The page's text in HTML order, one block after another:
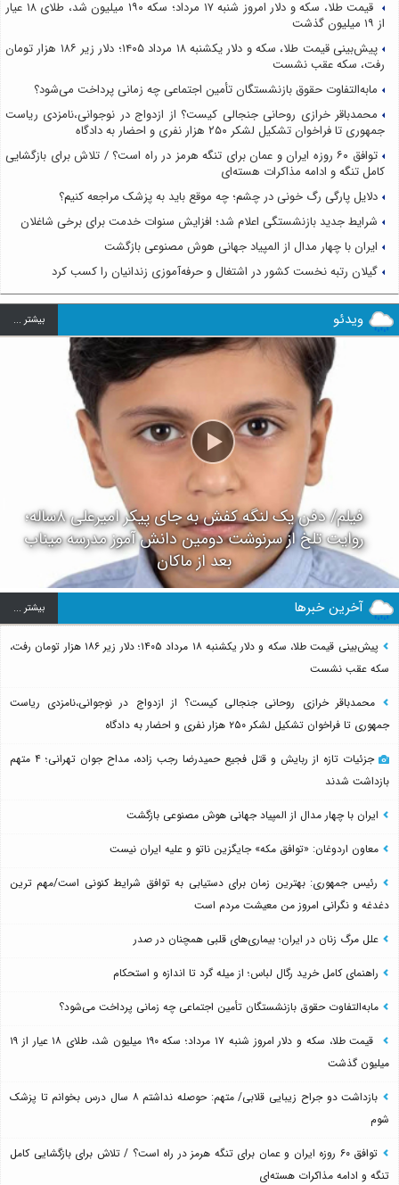
قیمت طلا، سکه و دلار امروز شنبه ۱۷ مرداد؛ سکه ۱۹۰ میلیون شد، طلای ۱۸ عیار
از ۱۹ میلیون گذشت
پیش‌بینی قیمت طلا، سکه و دلار یکشنبه ۱۸ مرداد ۱۴۰۵؛ دلار زیر ۱۸۶ هزار تومان
رفت، سکه عقب نشست
مابه‌التفاوت حقوق بازنشستگان تأمین اجتماعی چه زمانی پرداخت می‌شود؟
محمدباقر خرازی روحانی جنجالی کیست؟ از ازدواج در نوجوانی،نامزدی ریاست
جمهوری تا فراخوان تشکیل لشکر ۲۵۰ هزار نفری و احضار به دادگاه
توافق ۶۰ روزه ایران و عمان برای تنگه هرمز در راه است؟ / تلاش برای بازگشایی
کامل تنگه و ادامه مذاکرات هسته‌ای
دلایل پارگی رگ خونی در چشم؛ چه موقع باید به پزشک مراجعه کنیم؟
شرایط جدید بازنشستگی اعلام شد؛ افزایش سنوات خدمت برای برخی شاغلان
ایران با چهار مدال از المپیاد جهانی هوش مصنوعی بازگشت
گیلان رتبه نخست کشور در اشتغال و حرفه‌آموزی زندانیان را کسب کرد
ویدئو بيشتر ...
فیلم/ دفن یک لنگه کفش به جای پیکر امیرعلی ۸ساله؛
روایت تلخ از سرنوشت دومین دانش آموز مدرسه میناب
بعد از ماکان
آخرین خبرها بيشتر ...
پیش‌بینی قیمت طلا، سکه و دلار یکشنبه ۱۸ مرداد ۱۴۰۵؛ دلار زیر ۱۸۶ هزار تومان رفت،
سکه عقب نشست
محمدباقر خرازی روحانی جنجالی کیست؟ از ازدواج در نوجوانی،نامزدی ریاست
جمهوری تا فراخوان تشکیل لشکر ۲۵۰ هزار نفری و احضار به دادگاه
جزئیات تازه از ربایش و قتل فجیع حمیدرضا رجب زاده، مداح جوان تهرانی؛ ۴ متهم
بازداشت شدند
ایران با چهار مدال از المپیاد جهانی هوش مصنوعی بازگشت
معاون اردوغان: «توافق مکه» جایگزین ناتو و علیه ایران نیست
رئیس جمهوری: بهترین زمان برای دستیابی به توافق شرایط کنونی است/مهم ترین
دغدغه و نگرانی امروز من معیشت مردم است
علل مرگ زنان در ایران؛ بیماری‌های قلبی همچنان در صدر
راهنمای کامل خرید رگال لباس؛ از میله گرد تا اندازه و استحکام
مابه‌التفاوت حقوق بازنشستگان تأمین اجتماعی چه زمانی پرداخت می‌شود؟
قیمت طلا، سکه و دلار امروز شنبه ۱۷ مرداد؛ سکه ۱۹۰ میلیون شد، طلای ۱۸ عیار از ۱۹
میلیون گذشت
بازداشت دو جراح زیبایی قلابی/ متهم: حوصله نداشتم ۸ سال درس بخوانم تا پزشک
شوم
توافق ۶۰ روزه ایران و عمان برای تنگه هرمز در راه است؟ / تلاش برای بازگشایی کامل
تنگه و ادامه مذاکرات هسته‌ای